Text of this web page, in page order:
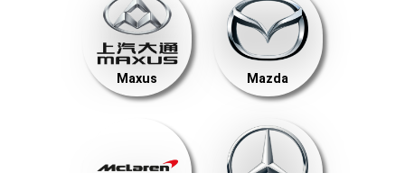
Maxus Mazda